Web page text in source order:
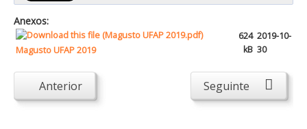
Roturas e Leituras
Qualidade da Água
Biblioteca Online FZZ
Anexos:
Magusto UFAP 2019
624
kB
2019-10-
30
Anterior Seguinte